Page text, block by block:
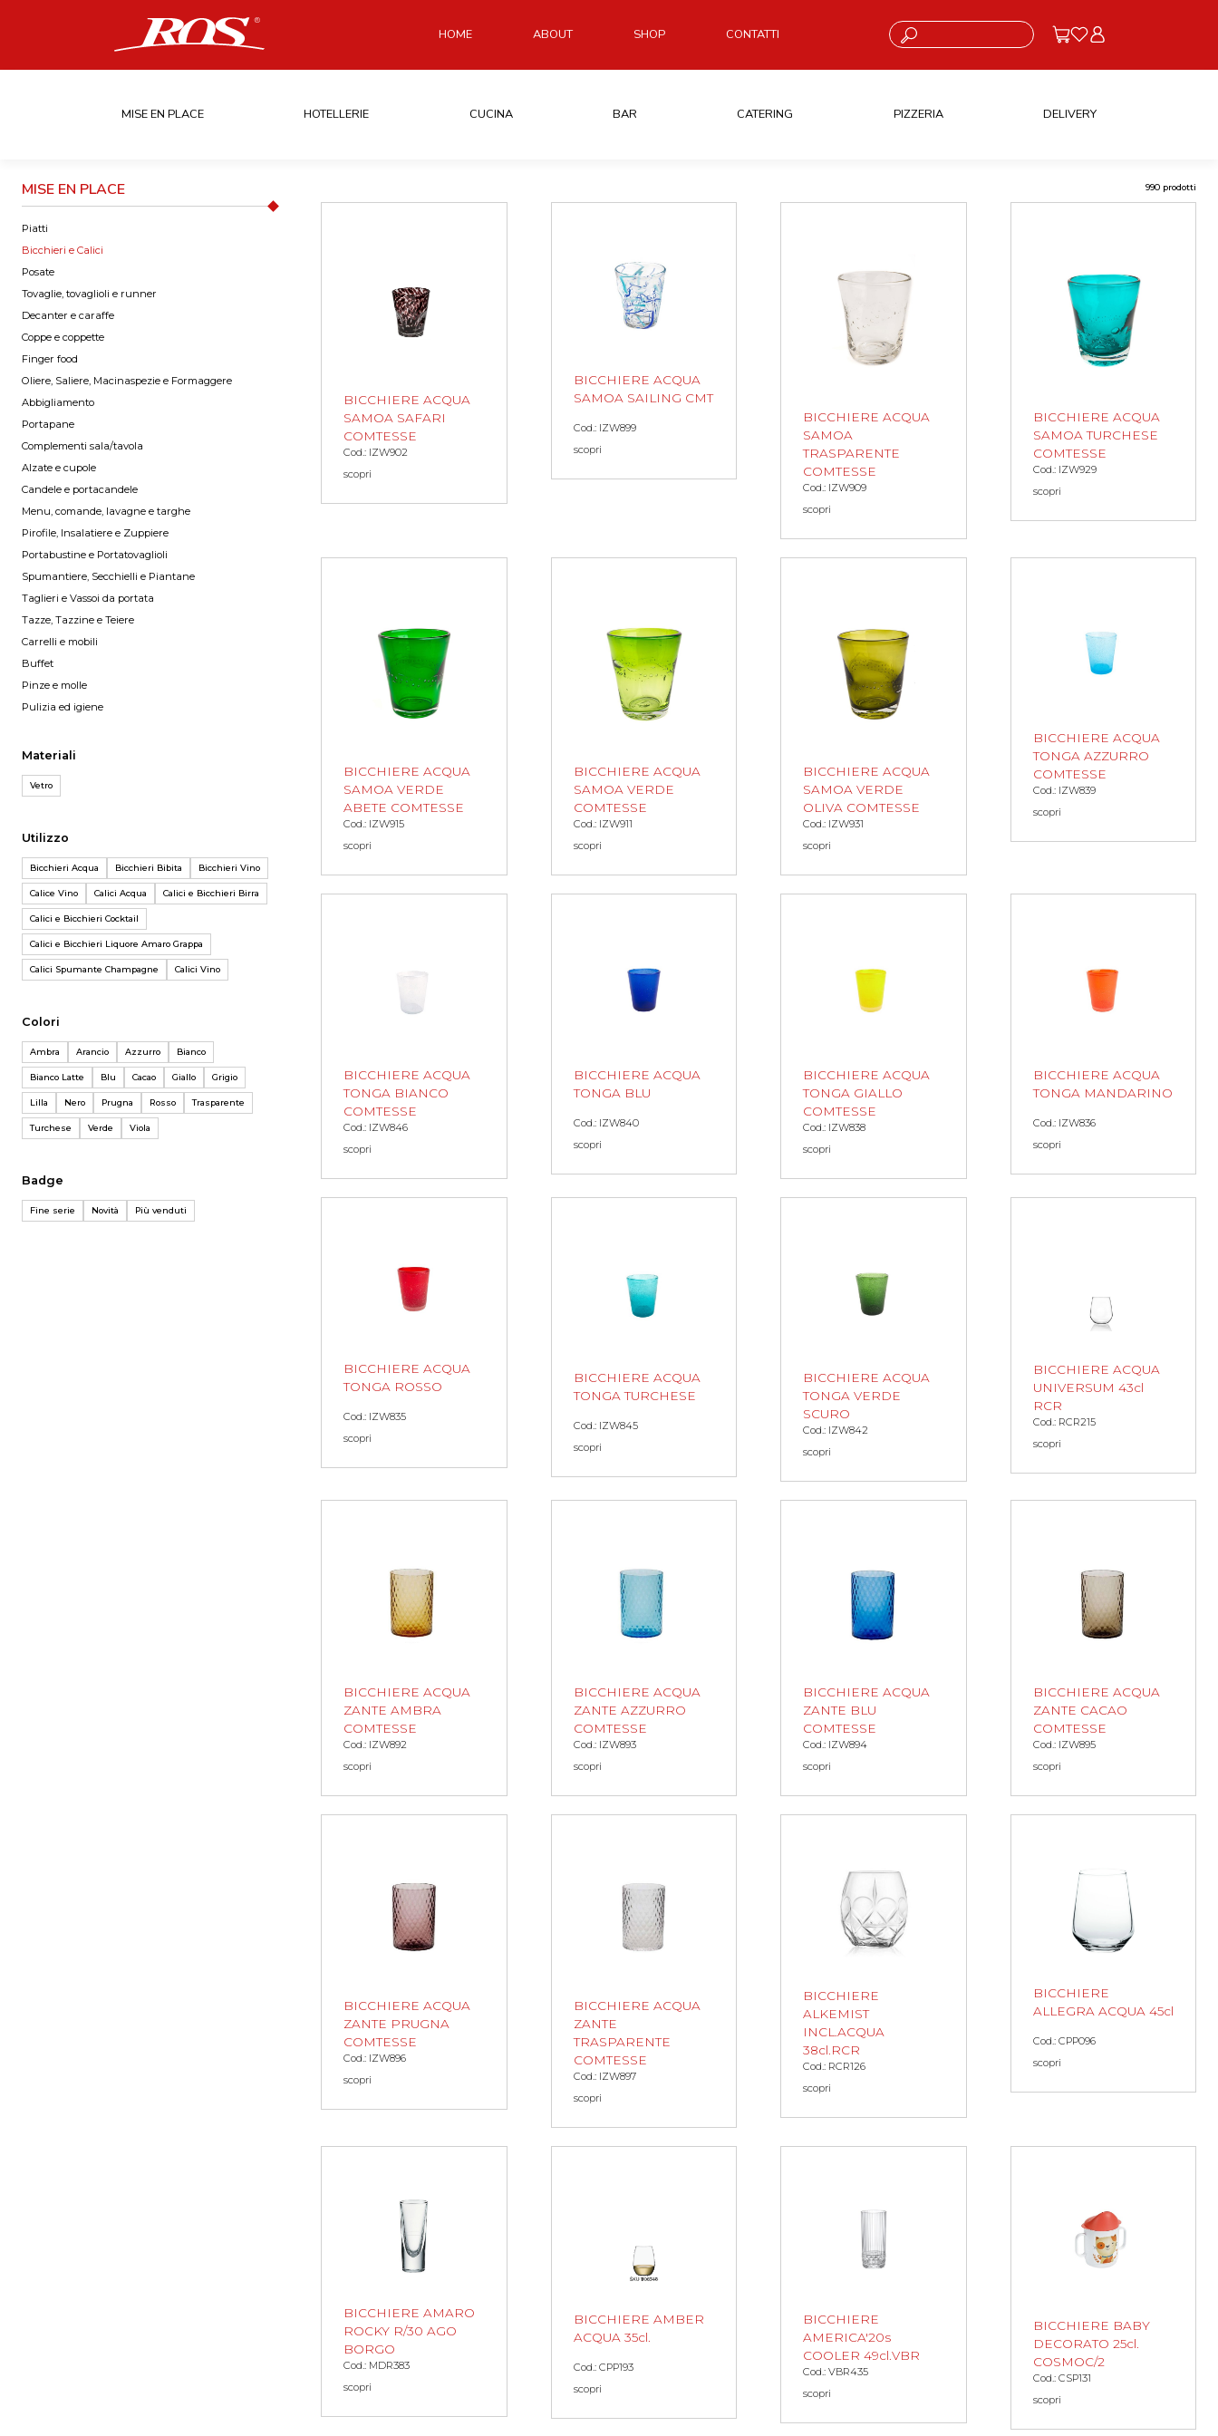
HOME ABOUT SHOP CONTATTI Cosa stai cercando?
MISE EN PLACE HOTELLERIE CUCINA BAR CATERING PIZZERIA DELIVERY
MISE EN PLACE
Piatti
Bicchieri e Calici
Posate
Tovaglie, tovaglioli e runner
Decanter e caraffe
Coppe e coppette
Finger food
Oliere, Saliere, Macinaspezie e Formaggere
Abbigliamento
Portapane
Complementi sala/tavola
Alzate e cupole
Candele e portacandele
Menu, comande, lavagne e targhe
Pirofile, Insalatiere e Zuppiere
Portabustine e Portatovaglioli
Spumantiere, Secchielli e Piantane
Taglieri e Vassoi da portata
Tazze, Tazzine e Teiere
Carrelli e mobili
Buffet
Pinze e molle
Pulizia ed igiene
Materiali
Vetro
Utilizzo
Bicchieri Acqua Bicchieri Bibita Bicchieri Vino
Calice Vino Calici Acqua Calici e Bicchieri Birra
Calici e Bicchieri Cocktail
Calici e Bicchieri Liquore Amaro Grappa
Calici Spumante Champagne Calici Vino
Colori
Ambra Arancio Azzurro Bianco
Bianco Latte Blu Cacao Giallo Grigio
Lilla Nero Prugna Rosso Trasparente
Turchese Verde Viola
Badge
Fine serie Novità Più venduti
990 prodotti
BICCHIERE ACQUA
SAMOA SAFARI
COMTESSE
Cod.: IZW902
scopri
BICCHIERE ACQUA
SAMOA SAILING CMT
Cod.: IZW899
scopri
BICCHIERE ACQUA
SAMOA
TRASPARENTE
COMTESSE
Cod.: IZW909
scopri
BICCHIERE ACQUA
SAMOA TURCHESE
COMTESSE
Cod.: IZW929
scopri
BICCHIERE ACQUA
SAMOA VERDE
ABETE COMTESSE
Cod.: IZW915
scopri
BICCHIERE ACQUA
SAMOA VERDE
COMTESSE
Cod.: IZW911
scopri
BICCHIERE ACQUA
SAMOA VERDE
OLIVA COMTESSE
Cod.: IZW931
scopri
BICCHIERE ACQUA
TONGA AZZURRO
COMTESSE
Cod.: IZW839
scopri
BICCHIERE ACQUA
TONGA BIANCO
COMTESSE
Cod.: IZW846
scopri
BICCHIERE ACQUA
TONGA BLU
Cod.: IZW840
scopri
BICCHIERE ACQUA
TONGA GIALLO
COMTESSE
Cod.: IZW838
scopri
BICCHIERE ACQUA
TONGA MANDARINO
Cod.: IZW836
scopri
BICCHIERE ACQUA
TONGA ROSSO
Cod.: IZW835
scopri
BICCHIERE ACQUA
TONGA TURCHESE
Cod.: IZW845
scopri
BICCHIERE ACQUA
TONGA VERDE
SCURO
Cod.: IZW842
scopri
BICCHIERE ACQUA
UNIVERSUM 43cl
RCR
Cod.: RCR215
scopri
BICCHIERE ACQUA
ZANTE AMBRA
COMTESSE
Cod.: IZW892
scopri
BICCHIERE ACQUA
ZANTE AZZURRO
COMTESSE
Cod.: IZW893
scopri
BICCHIERE ACQUA
ZANTE BLU
COMTESSE
Cod.: IZW894
scopri
BICCHIERE ACQUA
ZANTE CACAO
COMTESSE
Cod.: IZW895
scopri
BICCHIERE ACQUA
ZANTE PRUGNA
COMTESSE
Cod.: IZW896
scopri
BICCHIERE ACQUA
ZANTE
TRASPARENTE
COMTESSE
Cod.: IZW897
scopri
BICCHIERE
ALKEMIST
INCL.ACQUA
38cl.RCR
Cod.: RCR126
scopri
BICCHIERE
ALLEGRA ACQUA 45cl
Cod.: CPP096
scopri
BICCHIERE AMARO
ROCKY R/30 AGO
BORGO
Cod.: MDR383
scopri
BICCHIERE AMBER
ACQUA 35cl.
Cod.: CPP193
scopri
BICCHIERE
AMERICA'20s
COOLER 49cl.VBR
Cod.: VBR435
scopri
BICCHIERE BABY
DECORATO 25cl.
COSMOC/2
Cod.: CSP131
scopri